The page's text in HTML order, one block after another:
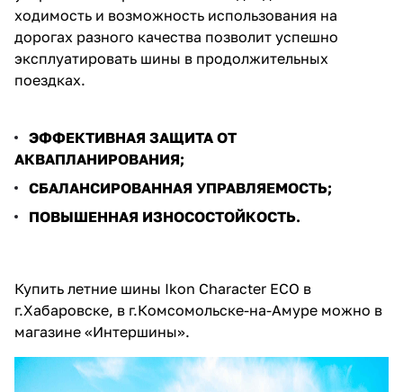
ходимость и возможность использования на
дорогах разного качества позволит успешно
эксплуатировать шины в продолжительных
поездках.
ЭФФЕКТИВНАЯ ЗАЩИТА ОТ
АКВАПЛАНИРОВАНИЯ;
СБАЛАНСИРОВАННАЯ УПРАВЛЯЕМОСТЬ;
ПОВЫШЕННАЯ ИЗНОСОСТОЙКОСТЬ.
Купить летние шины Ikon Character ECO в
г.Хабаровске, в г.Комсомольске-на-Амуре можно в
магазине «Интершины».